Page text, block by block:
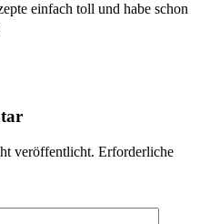
einfach toll und habe schon
veröffentlicht. Erforderliche